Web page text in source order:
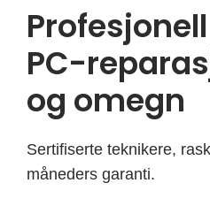
PC-
og omegn
Sertifiserte teknikere,
måneders garanti.